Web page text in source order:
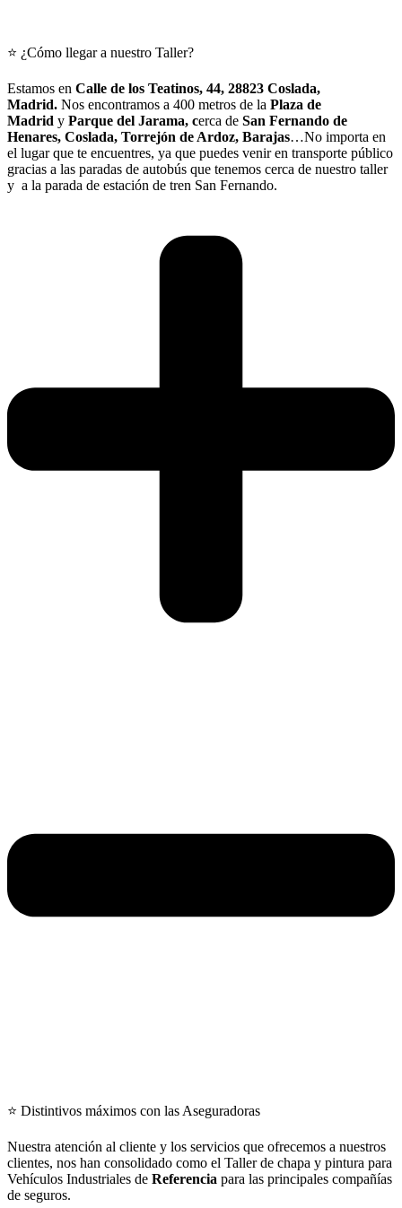
⭐ ¿Cómo llegar a nuestro Taller?
Estamos en Calle de los Teatinos, 44, 28823 Coslada,
Madrid. Nos encontramos a 400 metros de la Plaza de
Madrid y Parque del Jarama, cerca de San Fernando de
Henares, Coslada, Torrejón de Ardoz, Barajas…No importa en
el lugar que te encuentres, ya que puedes venir en transporte público
gracias a las paradas de autobús que tenemos cerca de nuestro taller
y a la parada de estación de tren San Fernando.
⭐ Distintivos máximos con las Aseguradoras
Nuestra atención al cliente y los servicios que ofrecemos a nuestros
clientes, nos han consolidado como el Taller de chapa y pintura para
Vehículos Industriales de Referencia para las principales compañías
de seguros.